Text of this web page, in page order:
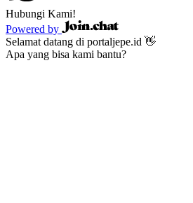
Hubungi Kami!
Powered by
Selamat datang di portaljepe.id 👋
Apa yang bisa kami bantu?